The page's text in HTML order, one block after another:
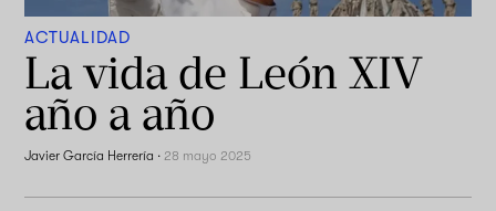
ACTUALIDAD
La vida de León XIV
año a año
Javier García Herrería · 28 mayo 2025